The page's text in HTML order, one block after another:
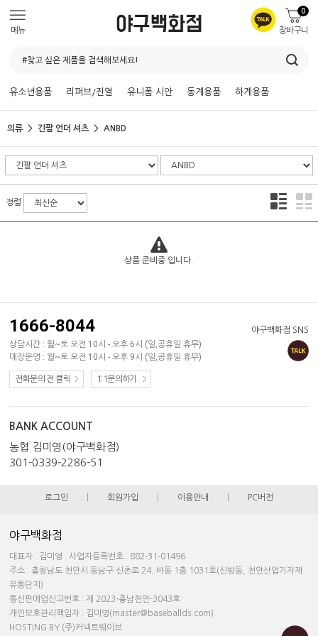
메뉴 장바구니
0
유소년용품 리퍼브/진열 유니폼 시안 동계용품 하계용품
의류 긴팔 언더 셔츠 ANBD
정렬
상품 준비중 입니다.
야구백화점 SNS
1666-8044
상담시간 : 월~토 오전 10시 - 오후 6시 (일,공휴일 휴무)
매장운영 : 월~토 오전 10시 - 오후 9시 (일,공휴일 휴무)
전화문의 전 클릭 1:1문의하기
BANK ACCOUNT
농협 김미영(야구백화점)
301-0339-2286-51
로그인 회원가입 이용안내 PC버전
야구백화점
대표자 : 김미영 사업자등록번호 : 882-31-01496
주소 : 충청남도 천안시 동남구 신촌로 24. 바동 1층 1031호(신방동, 천안산업기자재
유통단지)
통신판매업신고번호 : 제 2023-충남천안-3043호
개인보호관리책임자 : 김미영(master@baseballds.com)
HOSTING BY (주)커넥트웨이브